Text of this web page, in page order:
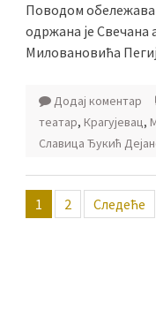
Поводом
одржана је
Миловановића
Додај коментар
театар, Крагујевац,
Славица Ђукић
Пагинација
чланака
1 2 Следеће